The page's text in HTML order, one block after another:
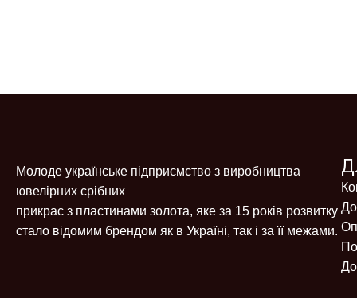
Молоде українське підприємство з виробництва
ювелірних срібних
прикрас з пластинами золота, яке за 15 років розвитку
стало відомим брендом як в Україні, так і за її межами.